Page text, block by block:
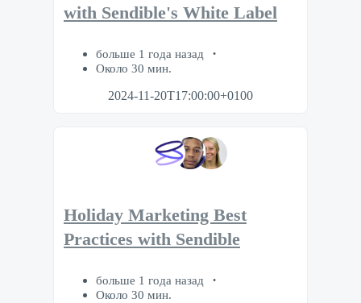
with Sendible's White Label
больше 1 года назад
Около 30 мин.
2024-11-20T17:00:00+0100
Holiday Marketing Best
Practices with Sendible
больше 1 года назад
Около 30 мин.